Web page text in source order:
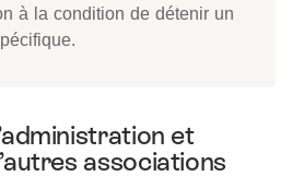
à la condition de détenir un
et
associations